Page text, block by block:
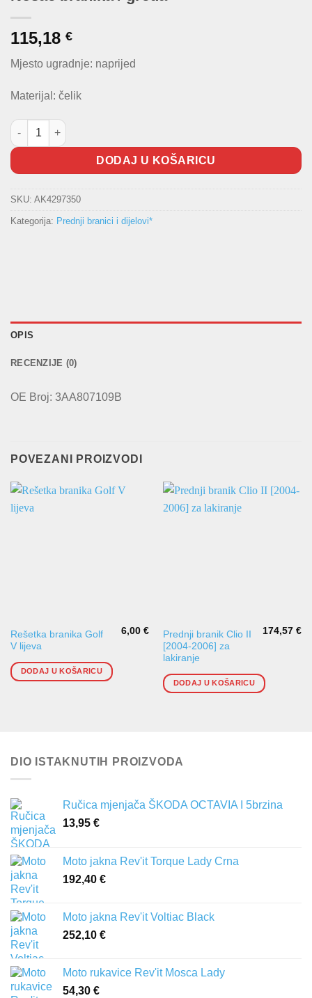
115,18 €
Mjesto ugradnje: naprijed
Materijal: čelik
Nosač branika / greda količina
DODAJ U KOŠARICU
SKU: AK4297350
Kategorija: Prednji branici i dijelovi*
OPIS
RECENZIJE (0)
OE Broj: 3AA807109B
POVEZANI PROIZVODI
Rešetka branika Golf
V lijeva
6,00€
DODAJ U KOŠARICU
Prednji branik Clio II
[2004-2006] za
lakiranje
174,57€
DODAJ U KOŠARICU
DIO ISTAKNUTIH PROIZVODA
Ručica mjenjača ŠKODA OCTAVIA I 5brzina
13,95 €
Moto jakna Rev'it Torque Lady Crna
192,40 €
Moto jakna Rev'it Voltiac Black
252,10 €
Moto rukavice Rev'it Mosca Lady
54,30 €